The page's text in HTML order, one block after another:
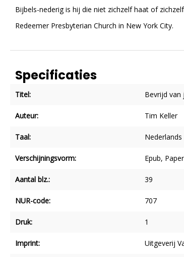
Bijbels-nederig is hij die niet zichzelf haat of
Redeemer Presbyterian Church in New York City.
Specificaties
Titel: Bevrijd van
Auteur: Tim Keller
Taal: Nederlands
Verschijningsvorm: Epub,
Aantal blz.: 39
NUR-code: 707
Druk: 1
Imprint: Uitgeverij